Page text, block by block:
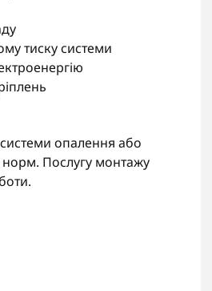
тиску системи
опалення або
норм. Послугу монтажу